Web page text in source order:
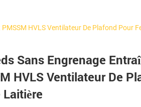
HVLS Ventilateur De Plafond Pour
Sans Engrenage
HVLS Ventilateur De
Laitière